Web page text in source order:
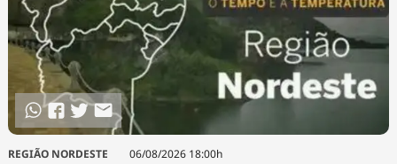
REGIÃO NORDESTE 06/08/2026 18:00h